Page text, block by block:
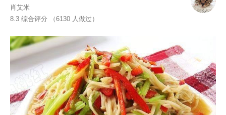
肖艾米
8.3 综合评分 （6130 人做过）